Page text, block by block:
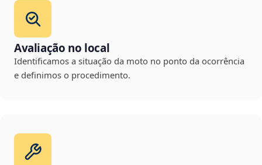
Avaliação no local
Identificamos a situação da moto no ponto da ocorrência
e definimos o procedimento.